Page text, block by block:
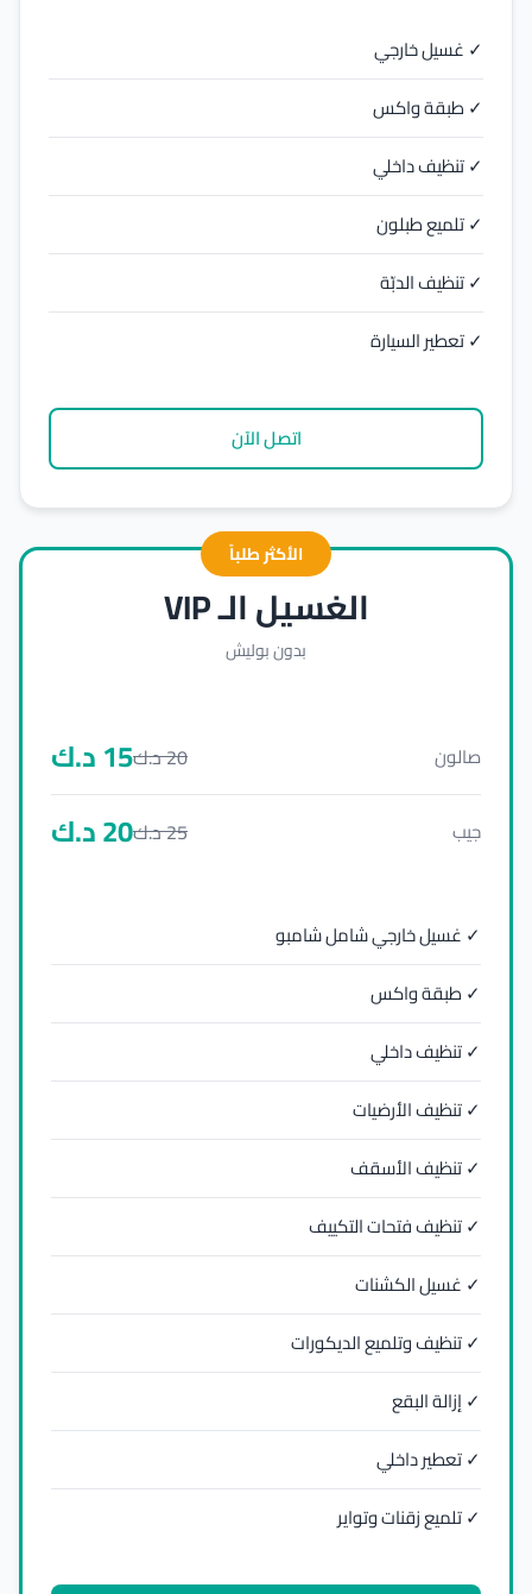
✓ غسيل خارجي
✓ طبقة واكس
✓ تنظيف داخلي
✓ تلميع طبلون
✓ تنظيف الدبّة
✓ تعطير السيارة
اتصل الآن
الأكثر طلباً
الغسيل الـ VIP
بدون بوليش
صالون 20د.ك15د.ك
جيب 25د.ك20د.ك
✓ غسيل خارجي شامل شامبو
✓ طبقة واكس
✓ تنظيف داخلي
✓ تنظيف الأرضيات
✓ تنظيف الأسقف
✓ تنظيف فتحات التكييف
✓ غسيل الكشنات
✓ تنظيف وتلميع الديكورات
✓ إزالة البقع
✓ تعطير داخلي
✓ تلميع زقنات وتواير